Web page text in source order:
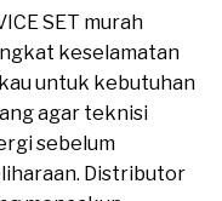
SET murah
keselamatan
untuk kebutuhan
agar teknisi
sebelum
Distributor